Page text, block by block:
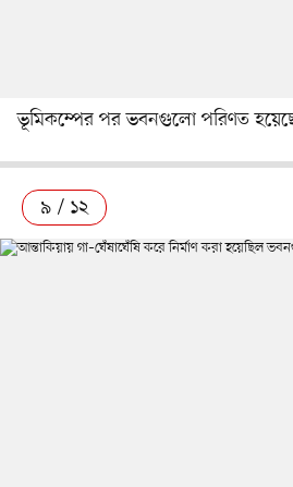
ভূমিকম্পের পর ভবনগুলো পরিণত
৯ / ১২